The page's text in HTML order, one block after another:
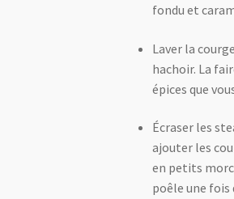
fondu et
Laver la
hachoir. La
épices que
Écraser les
ajouter les
en petits
poêle une